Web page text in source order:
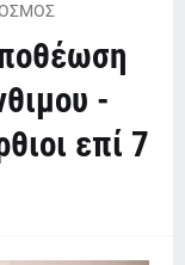
-
επί 7